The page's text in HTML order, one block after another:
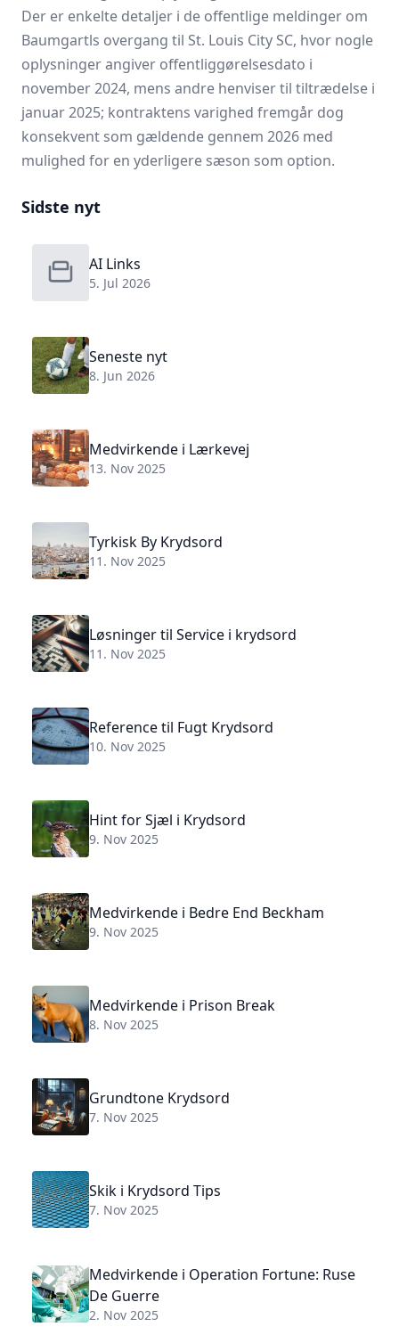
Der er enkelte detaljer i de offentlige meldinger om
Baumgartls overgang til St. Louis City SC, hvor nogle
oplysninger angiver offentliggørelsesdato i
november 2024, mens andre henviser til tiltrædelse i
januar 2025; kontraktens varighed fremgår dog
konsekvent som gældende gennem 2026 med
mulighed for en yderligere sæson som option.
Sidste nyt
AI Links
5. Jul 2026
Seneste nyt
8. Jun 2026
Medvirkende i Lærkevej
13. Nov 2025
Tyrkisk By Krydsord
11. Nov 2025
Løsninger til Service i krydsord
11. Nov 2025
Reference til Fugt Krydsord
10. Nov 2025
Hint for Sjæl i Krydsord
9. Nov 2025
Medvirkende i Bedre End Beckham
9. Nov 2025
Medvirkende i Prison Break
8. Nov 2025
Grundtone Krydsord
7. Nov 2025
Skik i Krydsord Tips
7. Nov 2025
Medvirkende i Operation Fortune: Ruse
De Guerre
2. Nov 2025